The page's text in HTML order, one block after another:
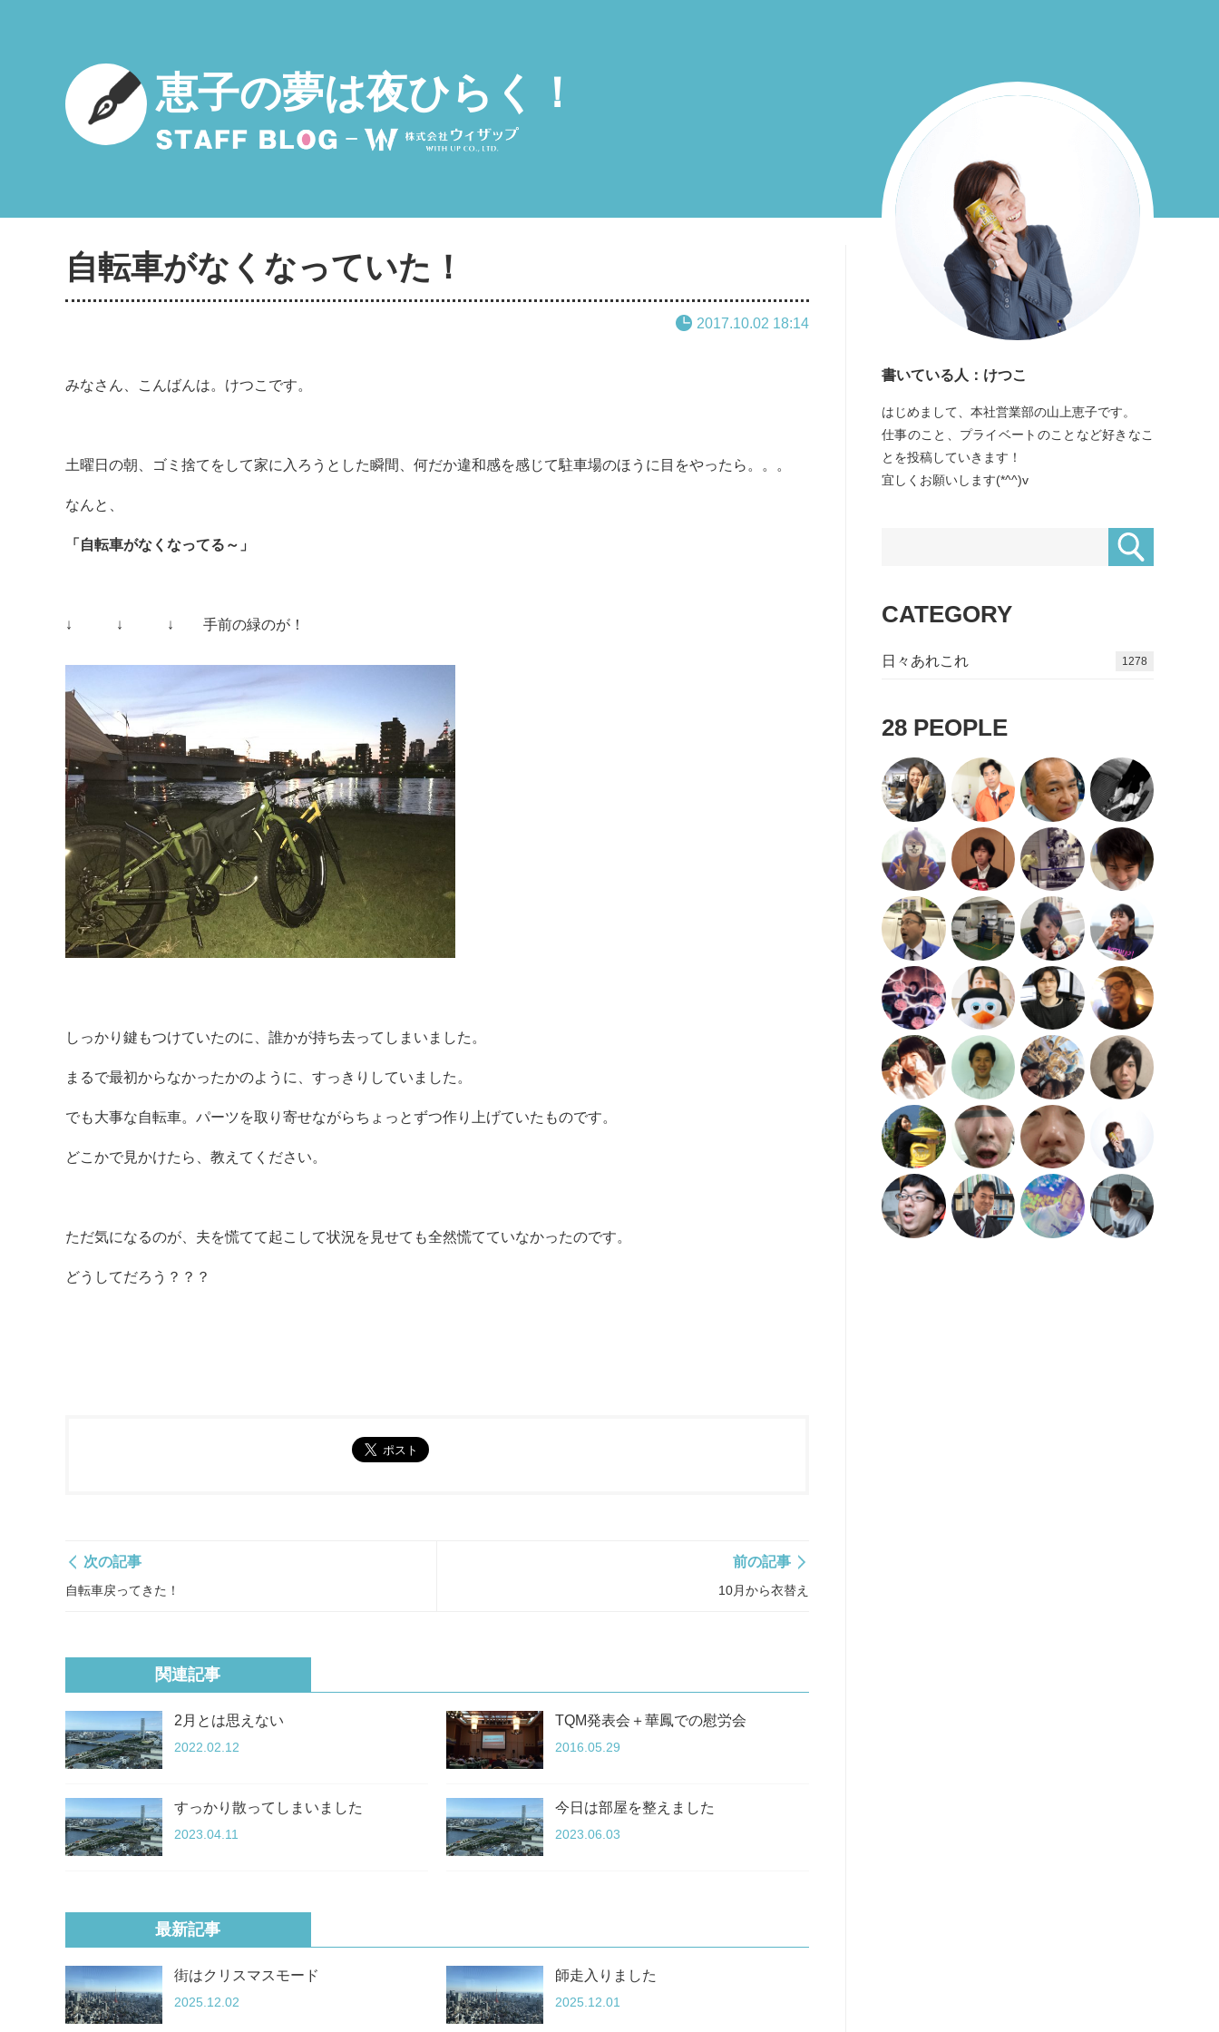
恵子の夢は夜ひらく！
自転車がなくなっていた！
2017.10.02 18:14
みなさん、こんばんは。けつこです。
土曜日の朝、ゴミ捨てをして家に入ろうとした瞬間、何だか違和感を感じて駐車場のほうに目をやったら。。。
なんと、
「自転車がなくなってる～」
↓ ↓ ↓ 手前の緑のが！
しっかり鍵もつけていたのに、誰かが持ち去ってしまいました。
まるで最初からなかったかのように、すっきりしていました。
でも大事な自転車。パーツを取り寄せながらちょっとずつ作り上げていたものです。
どこかで見かけたら、教えてください。
ただ気になるのが、夫を慌てて起こして状況を見せても全然慌てていなかったのです。
どうしてだろう？？？
次の記事
自転車戻ってきた！
前の記事
10月から衣替え
関連記事
2月とは思えない
2022.02.12
TQM発表会＋華鳳での慰労会
2016.05.29
すっかり散ってしまいました
2023.04.11
今日は部屋を整えました
2023.06.03
最新記事
街はクリスマスモード
2025.12.02
師走入りました
2025.12.01
書いている人：けつこ
はじめまして、本社営業部の山上恵子です。
仕事のこと、プライベートのことなど好きなこ
とを投稿していきます！
宜しくお願いします(*^^)v
CATEGORY
日々あれこれ 1427
28 PEOPLE